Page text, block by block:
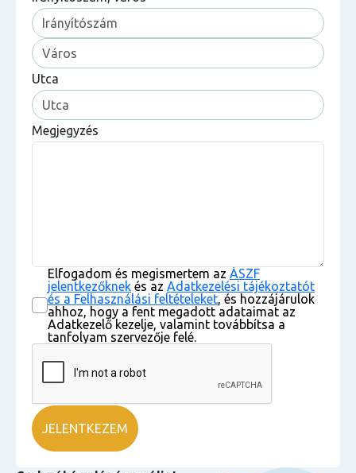
Utca
Megjegyzés
Elfogadom és megismertem az ÁSZF
jelentkezőknek és az Adatkezelési tájékoztatót
és a Felhasználási feltételeket, és hozzájárulok
ahhoz, hogy a fent megadott adataimat az
Adatkezelő kezelje, valamint továbbítsa a
tanfolyam szervezője felé.